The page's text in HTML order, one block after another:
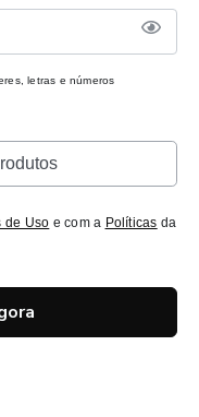
letras e números
de Uso e com a Políticas da